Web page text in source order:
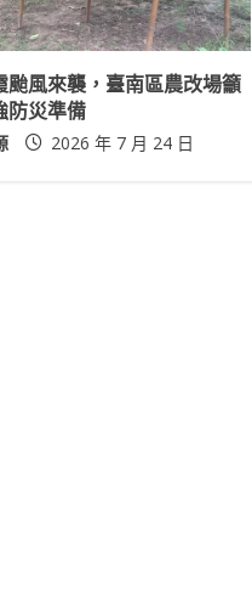
颱風來襲，臺南區農改場籲
防災準備
2026 年 7 月 24 日